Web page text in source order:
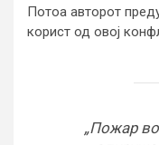
Потоа авторот
корист од овој
„Пожар